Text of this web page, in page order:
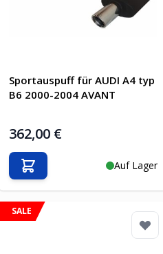
Sportauspuff für AUDI A4 typ
B6 2000-2004 AVANT
362,00 €
Auf Lager
In den Warenkorb
SALE